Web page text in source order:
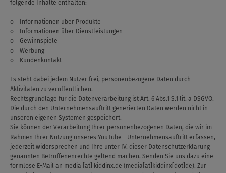
folgende Inhalte enthalten:
o Informationen über Produkte
o Informationen über Dienstleistungen
o Gewinnspiele
o Werbung
o Kundenkontakt
Es steht dabei jedem Nutzer frei, personenbezogene Daten durch
Aktivitäten zu veröffentlichen.
Rechtsgrundlage für die Datenverarbeitung ist Art. 6 Abs.1 S.1 lit. a DSGVO.
Die durch den Unternehmensauftritt generierten Daten werden nicht in
unseren eigenen Systemen gespeichert.
Sie können der Verarbeitung Ihrer personenbezogenen Daten, die wir im
Rahmen Ihrer Nutzung unseres YouTube - Unternehmensauftritt erfassen,
jederzeit widersprechen und Ihre unter IV. dieser Datenschutzerklärung
genannten Betroffenenrechte geltend machen. Senden Sie uns dazu eine
formlose E-Mail an media [at] kiddinx.de (media[at]kiddinx[dot]de). Zur